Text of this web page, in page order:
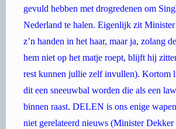
gevuld hebben met drogredenen om
Nederland te halen. Eigenlijk zit
z’n handen in het haar, maar ja, zolang
hem niet op het matje roept, blijft hij
rest kunnen jullie zelf invullen). Kortom
dit een sneeuwbal worden die als een
binnen raast. DELEN is ons enige
niet gerelateerd nieuws (Minister Dekker